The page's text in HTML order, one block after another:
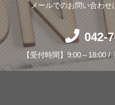
メールでのお問い合わせ
042-
【受付時間】9:00～18:00